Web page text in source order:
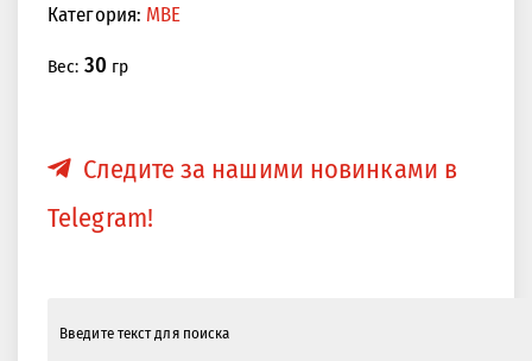
Категория: MBE
Вес: 30 гр
Следите за нашими новинками в
Telegram!